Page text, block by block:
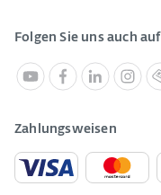
Folgen Sie uns auch auf
Zahlungsweisen